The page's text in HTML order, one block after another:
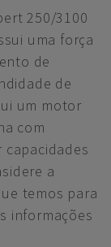
250/3100
uma força
de
de
um motor
com
a
temos para
informações